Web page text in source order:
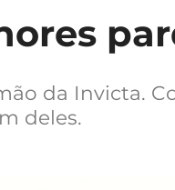
da Invicta.
deles.